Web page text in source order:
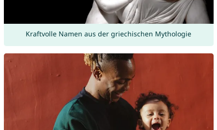
Kraftvolle Namen aus der griechischen Mythologie